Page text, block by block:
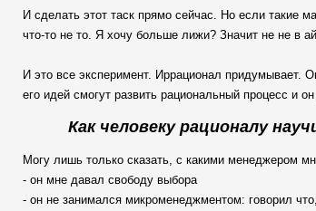
И сделать этот таск прямо сейчас. Но если такие
что-то не то. Я хочу больше лижи? Значит не не в
И это все эксперимент. Иррационал придумывает.
его идей смогут развить рациональный процесс и
Как человеку рационалу
Могу лишь только сказать, с какими менеджером
- он мне давал свободу выбора
- он не занимался микроменеджментом: говорил